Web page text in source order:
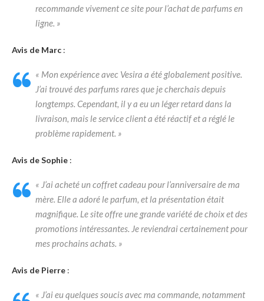
recommande vivement ce site pour l’achat de parfums en
ligne. »
Avis de Marc :
« Mon expérience avec Vesira a été globalement positive.
J’ai trouvé des parfums rares que je cherchais depuis
longtemps. Cependant, il y a eu un léger retard dans la
livraison, mais le service client a été réactif et a réglé le
problème rapidement. »
Avis de Sophie :
« J’ai acheté un coffret cadeau pour l’anniversaire de ma
mère. Elle a adoré le parfum, et la présentation était
magnifique. Le site offre une grande variété de choix et des
promotions intéressantes. Je reviendrai certainement pour
mes prochains achats. »
Avis de Pierre :
« J’ai eu quelques soucis avec ma commande, notamment